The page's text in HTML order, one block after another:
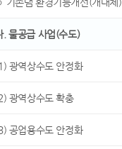
. 물공급 사업(수도)
광역상수도 안정화
광역상수도 확충
공업용수도 안정화